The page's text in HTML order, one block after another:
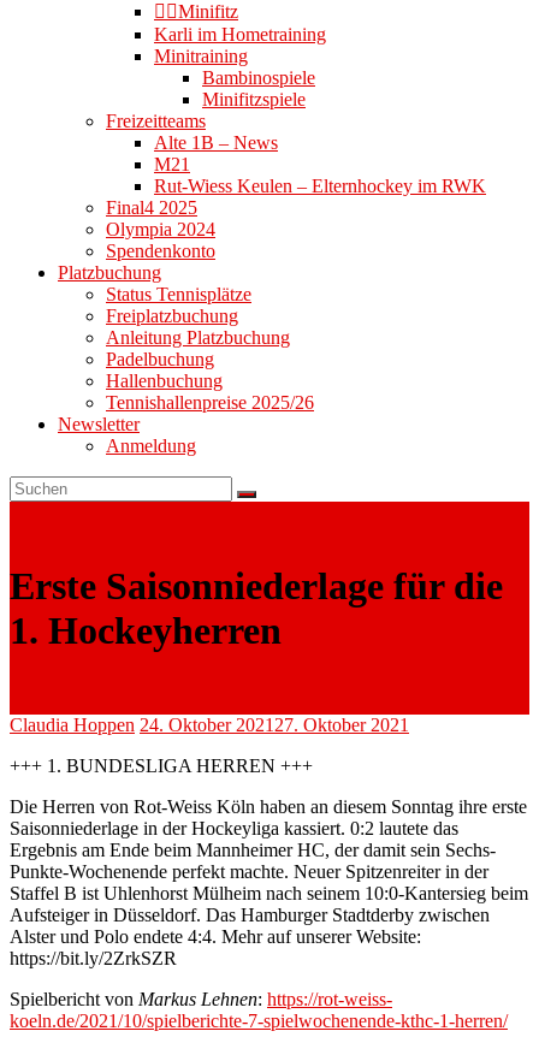
👉🏻Minifitz
Karli im Hometraining
Minitraining
Bambinospiele
Minifitzspiele
Freizeitteams
Alte 1B – News
M21
Rut-Wiess Keulen – Elternhockey im RWK
Final4 2025
Olympia 2024
Spendenkonto
Platzbuchung
Status Tennisplätze
Freiplatzbuchung
Anleitung Platzbuchung
Padelbuchung
Hallenbuchung
Tennishallenpreise 2025/26
Newsletter
Anmeldung
Erste Saisonniederlage für die
1. Hockeyherren
Claudia Hoppen 24. Oktober 2021 27. Oktober 2021
+++ 1. BUNDESLIGA HERREN +++
Die Herren von Rot-Weiss Köln haben an diesem Sonntag ihre erste
Saisonniederlage in der Hockeyliga kassiert. 0:2 lautete das
Ergebnis am Ende beim Mannheimer HC, der damit sein Sechs-
Punkte-Wochenende perfekt machte. Neuer Spitzenreiter in der
Staffel B ist Uhlenhorst Mülheim nach seinem 10:0-Kantersieg beim
Aufsteiger in Düsseldorf. Das Hamburger Stadtderby zwischen
Alster und Polo endete 4:4. Mehr auf unserer Website:
https://bit.ly/2ZrkSZR
Spielbericht von Markus Lehnen: https://rot-weiss-
koeln.de/2021/10/spielberichte-7-spielwochenende-kthc-1-herren/